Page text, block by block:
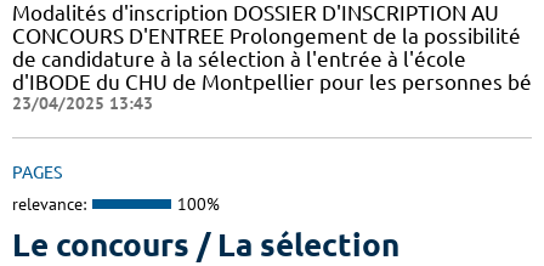
Modalités d'inscription DOSSIER D'INSCRIPTION AU
CONCOURS D'ENTREE Prolongement de la possibilité
de candidature à la sélection à l'entrée à l'école
d'IBODE du CHU de Montpellier pour les personnes bé
23/04/2025 13:43
PAGES
relevance: 100%
Le concours / La sélection